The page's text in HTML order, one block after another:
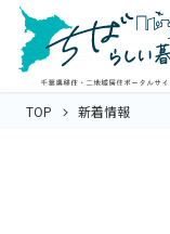
TOP 新着情報